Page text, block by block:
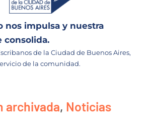
nos impulsa y nuestra
consolida.
de la Ciudad de Buenos Aires,
de la comunidad.
archivada, Noticias